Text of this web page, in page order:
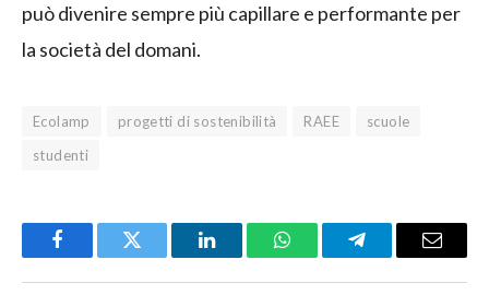
può divenire sempre più capillare e performante per
la società del domani.
Ecolamp progetti di sostenibilità RAEE
scuole
studenti
FacebookTwitter LinkedInWhatsAppTelegramEmail